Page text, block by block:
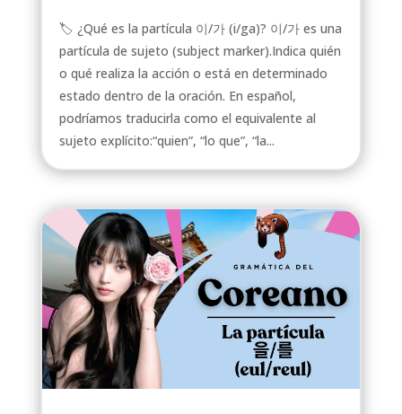
🏷️ ¿Qué es la partícula 이/가 (i/ga)? 이/가 es una
partícula de sujeto (subject marker).Indica quién
o qué realiza la acción o está en determinado
estado dentro de la oración. En español,
podríamos traducirla como el equivalente al
sujeto explícito:“quien”, “lo que”, “la...